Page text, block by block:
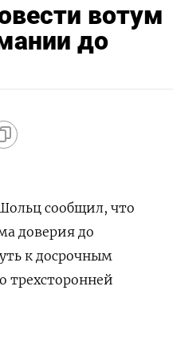
вотум
до
сообщил, что
доверия до
к досрочным
трехсторонней